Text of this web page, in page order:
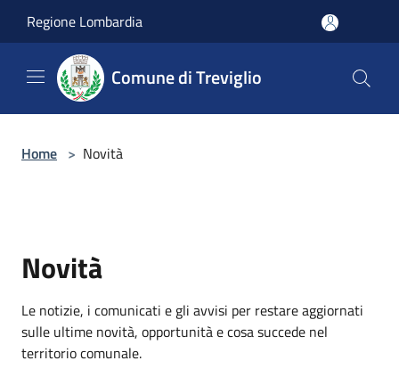
Regione Lombardia
Comune di Treviglio
Home > Novità
Novità
Le notizie, i comunicati e gli avvisi per restare aggiornati
sulle ultime novità, opportunità e cosa succede nel
territorio comunale.